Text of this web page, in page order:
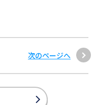
次のページへ